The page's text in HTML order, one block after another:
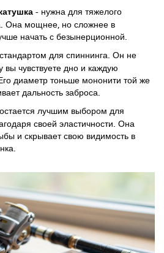
- нужна для тяжелого
Она мощнее, но сложнее в
начать с безынерционной.
для спиннинга. Он не
вы чувствуете дно и каждую
диаметр тоньше мононити той же
дальность заброса.
остается лучшим выбором для
своей эластичности. Она
и скрывает свою видимость в